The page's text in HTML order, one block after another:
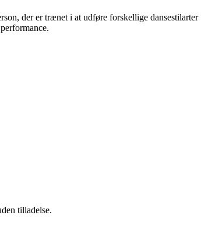
der er trænet i at udføre forskellige dansestilarter
tilladelse.